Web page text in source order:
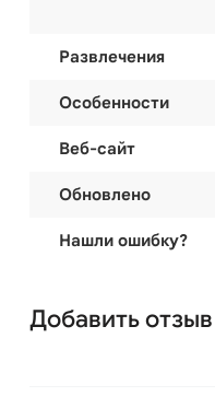
Развлечения
Особенности
Веб-сайт
Обновлено
Нашли ошибку?
Добавить отзыв